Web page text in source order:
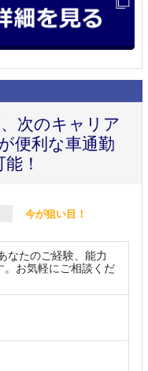
次のキャリア
便利な車通勤
！
今が狙い目！
なたのご経験、能力
。お気軽にご相談くだ